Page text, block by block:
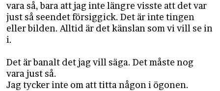
vara så, bara att jag inte längre visste att det var
just så seendet försiggick. Det är inte tingen
eller bilden. Alltid är det känslan som vi vill se in
i.
Det är banalt det jag vill säga. Det måste nog
vara just så.
​​​​​​​Jag tycker inte om att titta någon i ögonen.